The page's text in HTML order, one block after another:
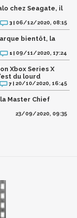
chez Seagate, il
3 | 06/12/2020, 08:15
bientôt, la
1 | 09/11/2020, 17:24
Xbox Series X
du lourd
7 | 20/10/2020, 16:45
Master Chief
23/09/2020, 09:35